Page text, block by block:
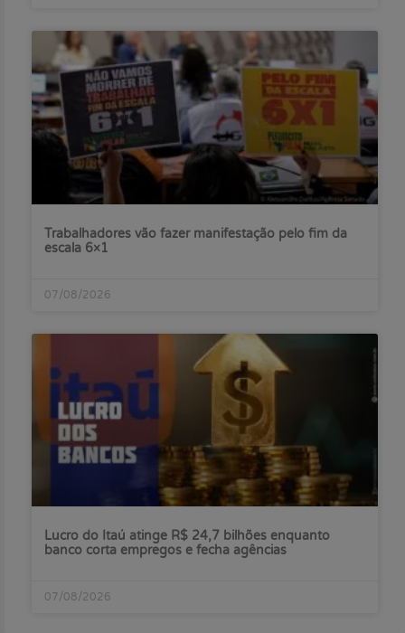
Trabalhadores vão fazer manifestação pelo fim da
escala 6×1
07/08/2026
Lucro do Itaú atinge R$ 24,7 bilhões enquanto
banco corta empregos e fecha agências
07/08/2026